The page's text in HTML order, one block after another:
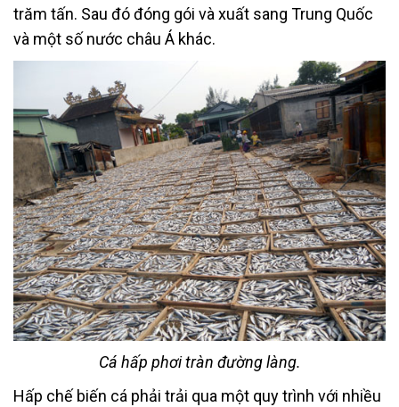
trăm tấn. Sau đó đóng gói và xuất sang Trung Quốc
và một số nước châu Á khác.
Cá hấp phơi tràn đường làng.
Hấp chế biến cá phải trải qua một quy trình với nhiều